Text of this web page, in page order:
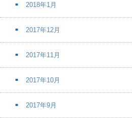
2018年1月
2017年12月
2017年11月
2017年10月
2017年9月